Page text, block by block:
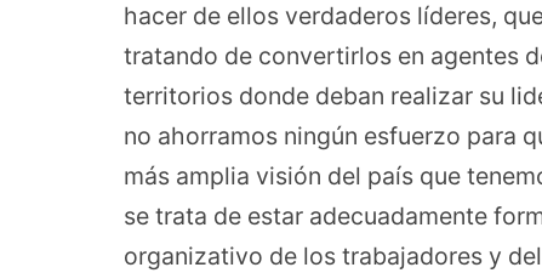
hacer de ellos verdaderos líderes,
tratando de convertirlos en agentes
territorios donde deban realizar su
no ahorramos ningún esfuerzo para
más amplia visión del país que
se trata de estar adecuadamente
organizativo de los trabajadores y